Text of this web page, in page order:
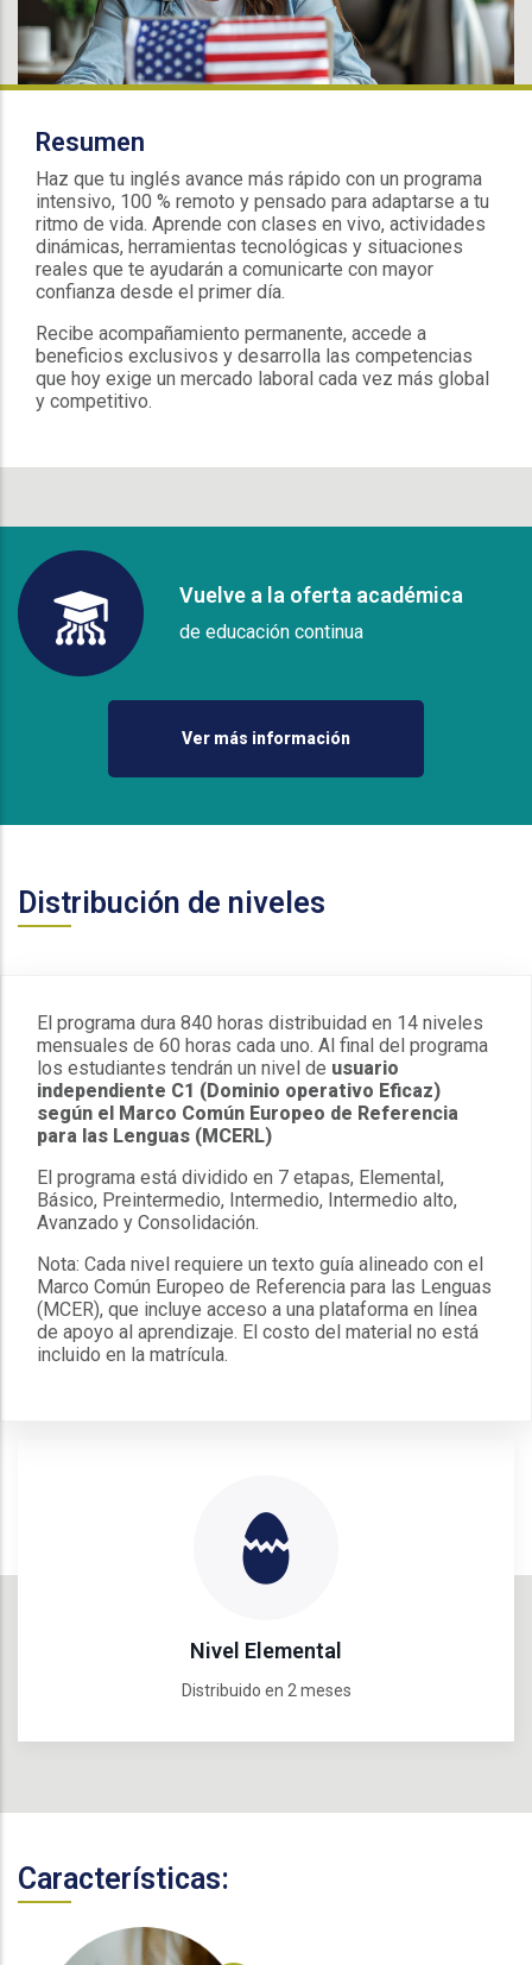
Resumen
Haz que tu inglés avance más rápido con un programa
intensivo, 100 % remoto y pensado para adaptarse a tu
ritmo de vida. Aprende con clases en vivo, actividades
dinámicas, herramientas tecnológicas y situaciones
reales que te ayudarán a comunicarte con mayor
confianza desde el primer día.
Recibe acompañamiento permanente, accede a
beneficios exclusivos y desarrolla las competencias
que hoy exige un mercado laboral cada vez más global
y competitivo.
Vuelve a la oferta académica
de educación continua
Ver más información
Distribución de niveles
El programa dura 840 horas distribuidad en 14 niveles
mensuales de 60 horas cada uno. Al final del programa
los estudiantes tendrán un nivel de usuario
independiente C1 (Dominio operativo Eficaz)
según el Marco Común Europeo de Referencia
para las Lenguas (MCERL)
El programa está dividido en 7 etapas, Elemental,
Básico, Preintermedio, Intermedio, Intermedio alto,
Avanzado y Consolidación.
Nota: Cada nivel requiere un texto guía alineado con el
Marco Común Europeo de Referencia para las Lenguas
(MCER), que incluye acceso a una plataforma en línea
de apoyo al aprendizaje. El costo del material no está
incluido en la matrícula.
Nivel Elemental
Distribuido en 2 meses
Características: